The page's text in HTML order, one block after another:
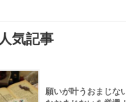
人気記事
願いが叶うおまじな